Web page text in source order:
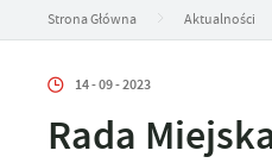
Strona Główna Aktualności
14 - 09 - 2023
Rada